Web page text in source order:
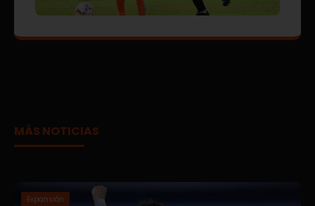
MÁS NOTICIAS
Expansión